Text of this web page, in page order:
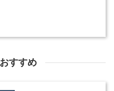
すすめ